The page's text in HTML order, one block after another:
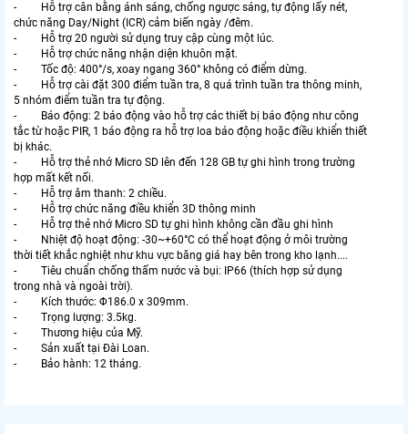
- Hỗ trợ cân bằng ánh sáng, chống ngược sáng, tự động lấy nét,
chức năng Day/Night (ICR) cảm biến ngày /đêm.
- Hỗ trợ 20 người sử dụng truy cập cùng một lúc.
- Hỗ trợ chức năng nhận diện khuôn mặt.
- Tốc độ: 400°/s, xoay ngang 360° không có điểm dừng.
- Hỗ trợ cài đặt 300 điểm tuần tra, 8 quá trình tuần tra thông minh,
5 nhóm điểm tuần tra tự động.
- Báo động: 2 báo động vào hỗ trợ các thiết bị báo động như công
tắc từ hoặc PIR, 1 báo động ra hỗ trợ loa báo động hoặc điều khiển thiết
bị khác.
- Hỗ trợ thẻ nhớ Micro SD lên đến 128 GB tự ghi hình trong trường
hợp mất kết nối.
- Hỗ trợ âm thanh: 2 chiều.
- Hỗ trợ chức năng điều khiển 3D thông minh
- Hỗ trợ thẻ nhớ Micro SD tự ghi hình không cần đầu ghi hình
- Nhiệt độ hoạt động: -30~+60°C có thể hoạt động ở môi trường
thời tiết khắc nghiệt như khu vực băng giá hay bên trong kho lạnh....
- Tiêu chuẩn chống thấm nước và bụi: IP66 (thích hợp sử dụng
trong nhà và ngoài trời).
- Kích thước: Φ186.0 x 309mm.
- Trọng lượng: 3.5kg.
- Thương hiệu của Mỹ.
- Sản xuất tại Đài Loan.
- Bảo hành: 12 tháng.